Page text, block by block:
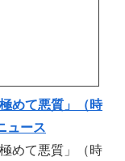
めて悪質」（時
ュース
めて悪質」（時